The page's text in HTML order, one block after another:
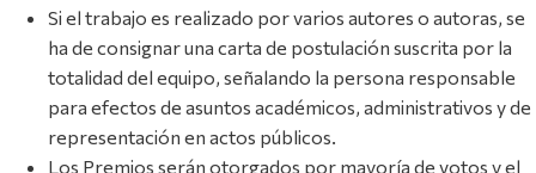
Si el trabajo es realizado por varios autores o autoras, se
ha de consignar una carta de postulación suscrita por la
totalidad del equipo, señalando la persona responsable
para efectos de asuntos académicos, administrativos y de
representación en actos públicos.
Los Premios serán otorgados por mayoría de votos y el